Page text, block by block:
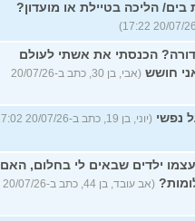
הליכה בטיילת או מועדון?
הכנסתי את אשתי לעולם
חושש
(אבי, בן 30, כתב ב-20/07/26
נפשי (יוני, בן 19, כתב ב-20/07/26 17:02)
ילדים שבאים לי בחלום, האם
(אב עובד, בן 44, כתב ב-20/07/26